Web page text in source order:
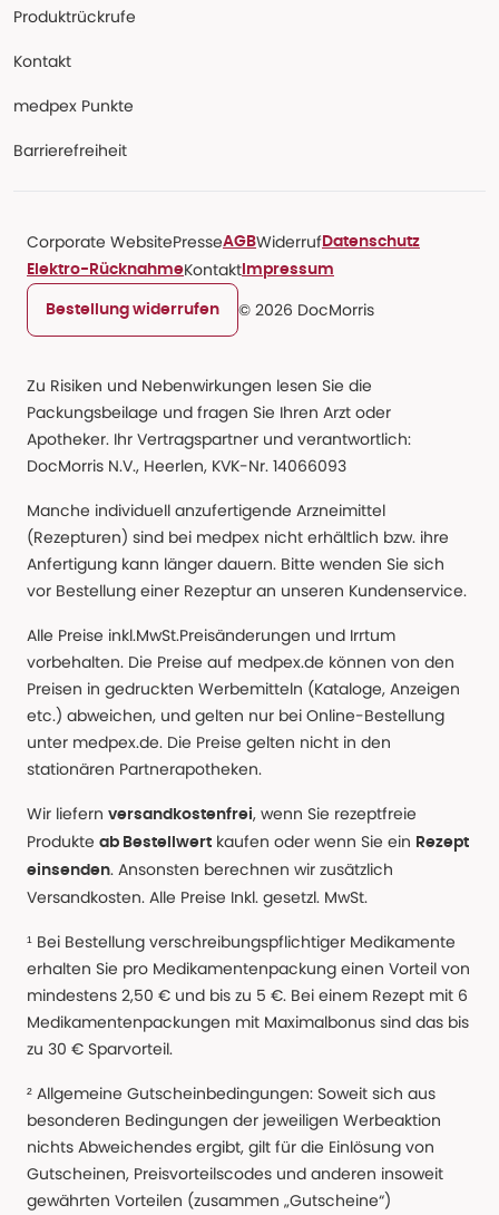
Produktrückrufe
Kontakt
medpex Punkte
Barrierefreiheit
Corporate WebsitePresseAGBWiderruf Datenschutz
Elektro-RücknahmeKontakt Impressum
Bestellung widerrufen © 2026 DocMorris
Zu Risiken und Nebenwirkungen lesen Sie die
Packungsbeilage und fragen Sie Ihren Arzt oder
Apotheker. Ihr Vertragspartner und verantwortlich:
DocMorris N.V., Heerlen, KVK-Nr. 14066093
Manche individuell anzufertigende Arzneimittel
(Rezepturen) sind bei medpex nicht erhältlich bzw. ihre
Anfertigung kann länger dauern. Bitte wenden Sie sich
vor Bestellung einer Rezeptur an unseren Kundenservice.
Alle Preise inkl.MwSt.Preisänderungen und Irrtum
vorbehalten. Die Preise auf medpex.de können von den
Preisen in gedruckten Werbemitteln (Kataloge, Anzeigen
etc.) abweichen, und gelten nur bei Online-Bestellung
unter medpex.de. Die Preise gelten nicht in den
stationären Partnerapotheken.
Wir liefern versandkostenfrei, wenn Sie rezeptfreie
Produkte ab Bestellwert kaufen oder wenn Sie ein Rezept
einsenden. Ansonsten berechnen wir zusätzlich
Versandkosten. Alle Preise Inkl. gesetzl. MwSt.
¹ Bei Bestellung verschreibungspflichtiger Medikamente
erhalten Sie pro Medikamentenpackung einen Vorteil von
mindestens 2,50 € und bis zu 5 €. Bei einem Rezept mit 6
Medikamentenpackungen mit Maximalbonus sind das bis
zu 30 € Sparvorteil.
² Allgemeine Gutscheinbedingungen: Soweit sich aus
besonderen Bedingungen der jeweiligen Werbeaktion
nichts Abweichendes ergibt, gilt für die Einlösung von
Gutscheinen, Preisvorteilscodes und anderen insoweit
gewährten Vorteilen (zusammen „Gutscheine“)